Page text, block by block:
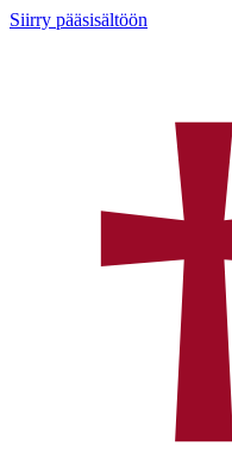
Siirry pääsisältöön